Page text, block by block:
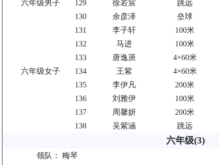
六年级男子
129 徐若宸
跳远
130
余彦泽
垒球
131
李子轩
100米
132
马进
100米
133
唐逸箎
4×60米
六年级女子
134 王紫
4×60米
135
李伊凡
200米
136
刘雅伊
100米
137
周馨妍
200米
138
吴紫涵 跳远
六年级(3)
领队：
梅琴